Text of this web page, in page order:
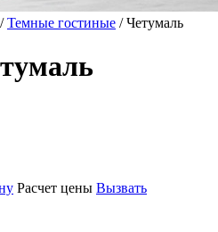
/Темные гостиные / Четумаль
Расчет цены Вызвать